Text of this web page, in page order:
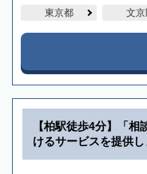
東京都 文京
【柏駅徒歩4分】「
けるサービスを提供